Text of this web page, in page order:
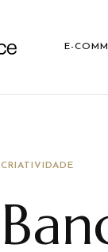
E-
CRIATIVIDADE